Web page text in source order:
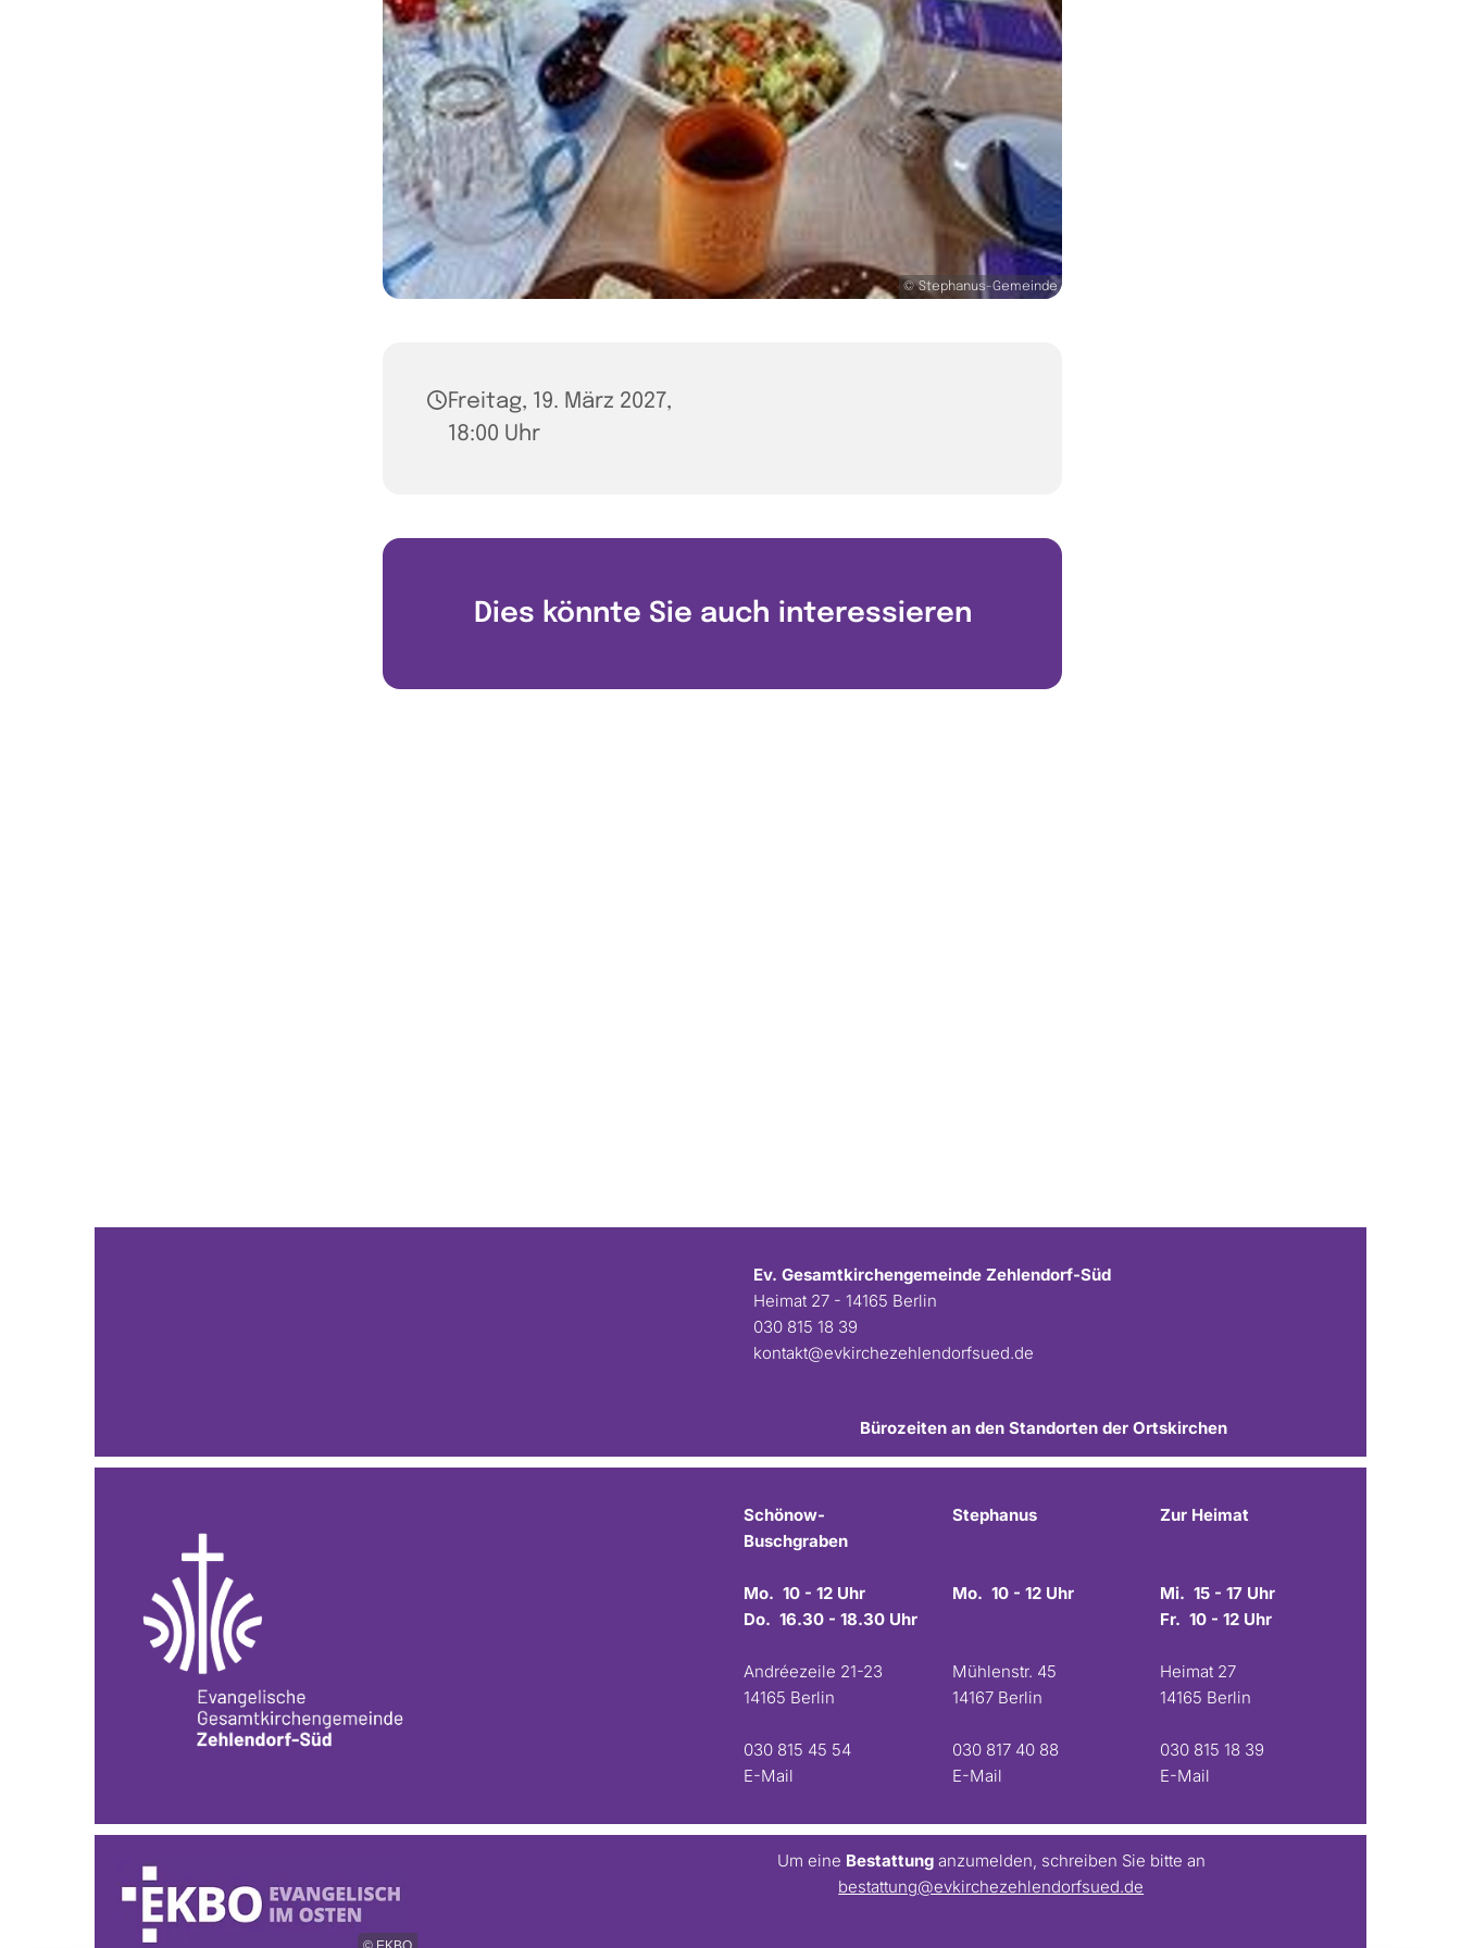
© Stephanus-Gemeinde
Freitag, 19. März 2027,
18:00 Uhr
Dies könnte Sie auch interessieren
Ev. Gesamtkirchengemeinde Zehlendorf-Süd
Heimat 27 - 14165 Berlin
030 815 18 39
kontakt@evkirchezehlendorfsued.de
Bürozeiten an den Standorten der Ortskirchen
Schönow-
Buschgraben
Mo. 10 - 12 Uhr
Do. 16.30 - 18.30 Uhr
Andréezeile 21-23
14165 Berlin
030 815 45 54
E-Mail
Stephanus
Mo. 10 - 12 Uhr
Mühlenstr. 45
14167 Berlin
030 817 40 88
E-Mail
Zur Heimat
Mi. 15 - 17 Uhr
Fr. 10 - 12 Uhr
Heimat 27
14165 Berlin
030 815 18 39
E-Mail
Um eine Bestattunganzumelden, schreiben Sie bitte an
bestattung@evkirchezehlendorfsued.de